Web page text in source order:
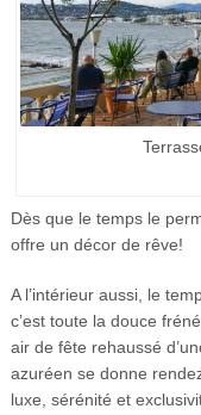
Dès que le temps le
offre un décor de rêve!
A l’intérieur aussi, le
c’est toute la douce
air de fête rehaussé
azuréen se donne
luxe, sérénité et